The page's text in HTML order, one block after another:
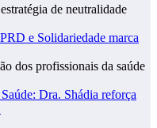
e Solidariedade marca
Dra. Shádia reforça